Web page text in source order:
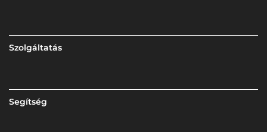
Szolgáltatás
Segítség